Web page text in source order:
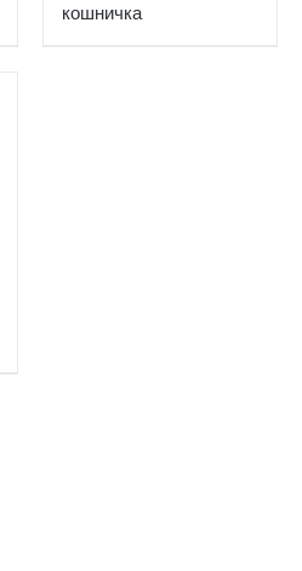
кошничка